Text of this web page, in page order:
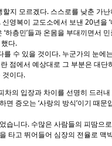
지 모르겠다. 스스로를 낮춘 가
영복이 교도소에서 보낸 20년을
층민’들과 온몸을 부대끼면서
다.
수 있을 것이다. 누군가의 눈에
점에서 예상대로 그 부분은 대단
것이다.
차의 입장과 차이를 선명히 드러
증오는 ‘사랑의 방식’이기 때
습니다. 수많은 사람들의 피땀으
타고 뛰어들어 심장의 전율로 맥